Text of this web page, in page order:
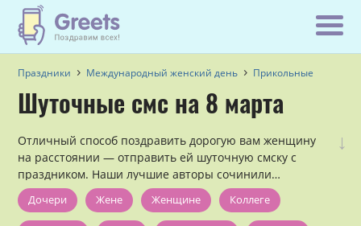
Праздники Международный женский день Прикольные
Шуточные смс на 8 марта
↓
Отличный способ поздравить дорогую вам женщину
на расстоянии — отправить ей шуточную смску с
праздником. Наши лучшие авторы сочинили
множество смешных смс поздравлений с 8 марта,
которые осталось только отправить на мобильный
Дочери Жене Женщине Коллеге